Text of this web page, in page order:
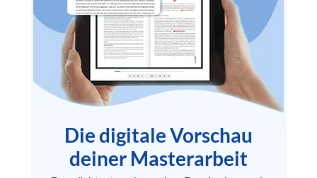
Die digitale Vorschau
deiner Masterarbeit